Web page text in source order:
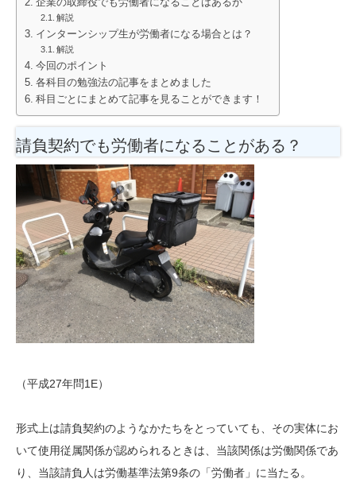
企業の取締役でも労働者になることはあるか
解説
インターンシップ生が労働者になる場合とは？
解説
今回のポイント
各科目の勉強法の記事をまとめました
科目ごとにまとめて記事を見ることができます！
請負契約でも労働者になることがある？
（平成27年問1E）
形式上は請負契約のようなかたちをとっていても、その実体にお
いて使用従属関係が認められるときは、当該関係は労働関係であ
り、当該請負人は労働基準法第9条の「労働者」に当たる。